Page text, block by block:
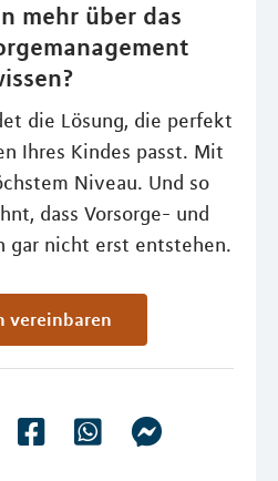
mehr über das
die Lösung, die perfekt
Ihres Kindes passt. Mit
Niveau. Und so
dass Vorsorge- und
gar nicht erst entstehen.
vereinbaren